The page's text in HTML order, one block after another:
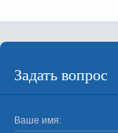
Задать вопрос
Ваше имя: